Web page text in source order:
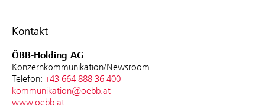
Kontakt
ÖBB-Holding AG
Konzernkommunikation/Newsroom
Telefon: +43 664 888 36 400
kommunikation@oebb.at
www.oebb.at